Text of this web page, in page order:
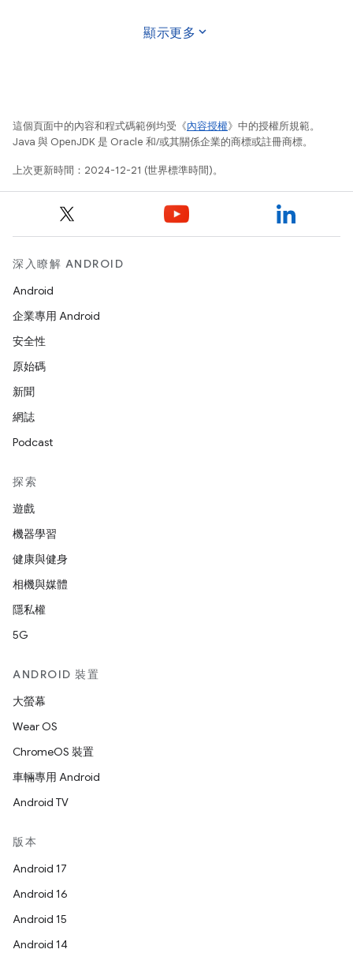
顯示更多 expand_more
這個頁面中的內容和程式碼範例均受《內容授權》中的授權所規範。
Java 與 OpenJDK 是 Oracle 和/或其關係企業的商標或註冊商標。
上次更新時間：2024-12-21 (世界標準時間)。
深入瞭解 ANDROID
Android
企業專用 Android
安全性
原始碼
新聞
網誌
Podcast
探索
遊戲
機器學習
健康與健身
相機與媒體
隱私權
5G
ANDROID 裝置
大螢幕
Wear OS
ChromeOS 裝置
車輛專用 Android
Android TV
版本
Android 17
Android 16
Android 15
Android 14